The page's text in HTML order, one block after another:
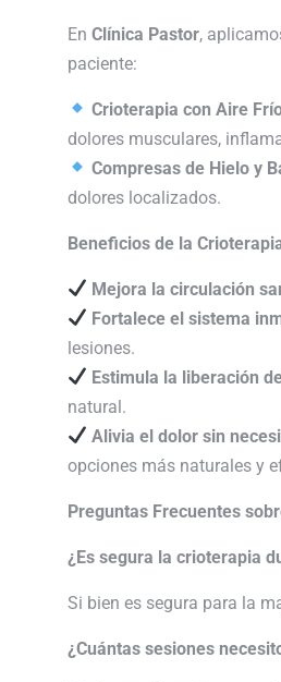
En Clínica Pastor,
paciente:
Crioterapia con Aire
dolores musculares,
Compresas de Hielo y
dolores localizados.
Beneficios de la
Mejora la circulación
Fortalece el sistema
lesiones.
Estimula la liberación
natural.
Alivia el dolor sin
opciones más naturales y
Preguntas Frecuentes
¿Es segura la crioterapia
Si bien es segura para la
¿Cuántas sesiones